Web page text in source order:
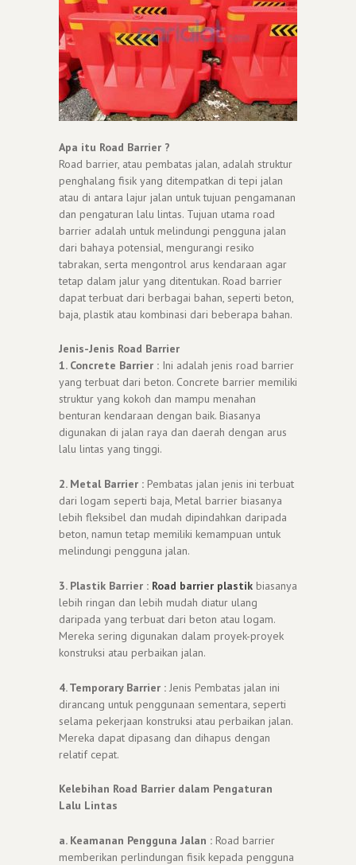
Apa itu Road Barrier ?
Road barrier, atau pembatas jalan, adalah struktur
penghalang fisik yang ditempatkan di tepi jalan
atau di antara lajur jalan untuk tujuan pengamanan
dan pengaturan lalu lintas. Tujuan utama road
barrier adalah untuk melindungi pengguna jalan
dari bahaya potensial, mengurangi resiko
tabrakan, serta mengontrol arus kendaraan agar
tetap dalam jalur yang ditentukan. Road barrier
dapat terbuat dari berbagai bahan, seperti beton,
baja, plastik atau kombinasi dari beberapa bahan.
Jenis-Jenis Road Barrier
1. Concrete Barrier : Ini adalah jenis road barrier
yang terbuat dari beton. Concrete barrier memiliki
struktur yang kokoh dan mampu menahan
benturan kendaraan dengan baik. Biasanya
digunakan di jalan raya dan daerah dengan arus
lalu lintas yang tinggi.
2. Metal Barrier : Pembatas jalan jenis ini terbuat
dari logam seperti baja, Metal barrier biasanya
lebih fleksibel dan mudah dipindahkan daripada
beton, namun tetap memiliki kemampuan untuk
melindungi pengguna jalan.
3. Plastik Barrier : Road barrier plastik biasanya
lebih ringan dan lebih mudah diatur ulang
daripada yang terbuat dari beton atau logam.
Mereka sering digunakan dalam proyek-proyek
konstruksi atau perbaikan jalan.
4. Temporary Barrier : Jenis Pembatas jalan ini
dirancang untuk penggunaan sementara, seperti
selama pekerjaan konstruksi atau perbaikan jalan.
Mereka dapat dipasang dan dihapus dengan
relatif cepat.
Kelebihan Road Barrier dalam Pengaturan
Lalu Lintas
a. Keamanan Pengguna Jalan : Road barrier
memberikan perlindungan fisik kepada pengguna